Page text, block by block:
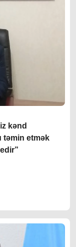
kənd
təmin etmək